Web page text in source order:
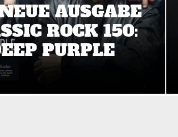
AUSGABE
ROCK 150:
PURPLE